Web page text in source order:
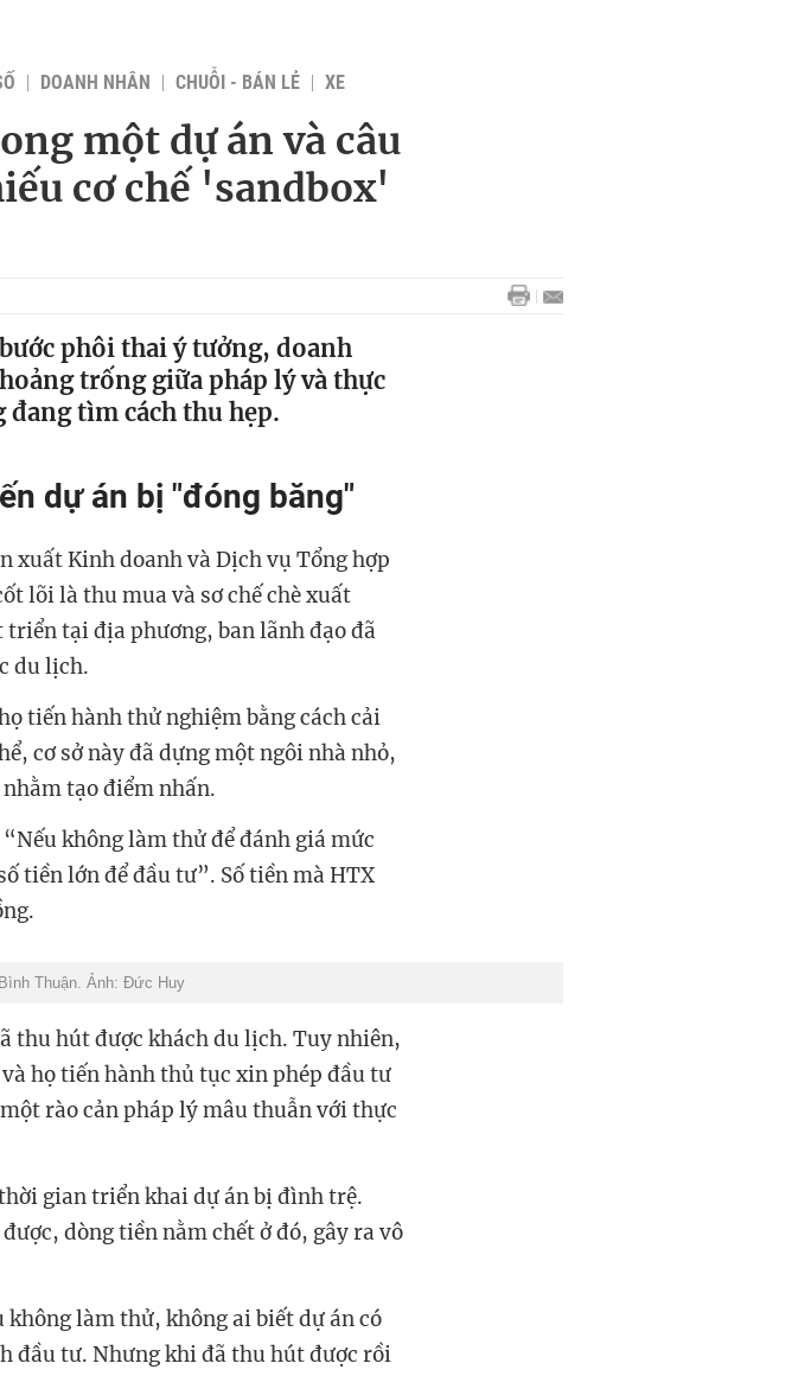
DOANH NHÂN CHUỖI - BÁN LẺ XE
một dự án và câu
cơ chế 'sandbox'
phôi thai ý tưởng, doanh
trống giữa pháp lý và thực
đang tìm cách thu hẹp.
dự án bị "đóng băng"
xuất Kinh doanh và Dịch vụ Tổng hợp
lõi là thu mua và sơ chế chè xuất
tại địa phương, ban lãnh đạo đã
du lịch.
tiến hành thử nghiệm bằng cách cải
cơ sở này đã dựng một ngôi nhà nhỏ,
tạo điểm nhấn.
không làm thử để đánh giá mức
tiền lớn để đầu tư”. Số tiền mà HTX
Thuận. Ảnh: Đức Huy
thu hút được khách du lịch. Tuy nhiên,
họ tiến hành thủ tục xin phép đầu tư
rào cản pháp lý mâu thuẫn với thực
gian triển khai dự án bị đình trệ.
dòng tiền nằm chết ở đó, gây ra vô
không làm thử, không ai biết dự án có
đầu tư. Nhưng khi đã thu hút được rồi